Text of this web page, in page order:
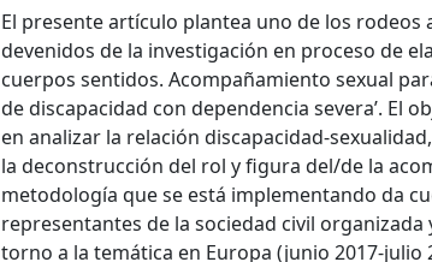
El presente artículo plantea uno de los rodeos
devenidos de la investigación en proceso de
cuerpos sentidos. Acompañamiento sexual
de discapacidad con dependencia severa’. El
en analizar la relación discapacidad-
la deconstrucción del rol y figura del/de la
metodología que se está implementando da
representantes de la sociedad civil organizada
torno a la temática en Europa (junio 2017-julio